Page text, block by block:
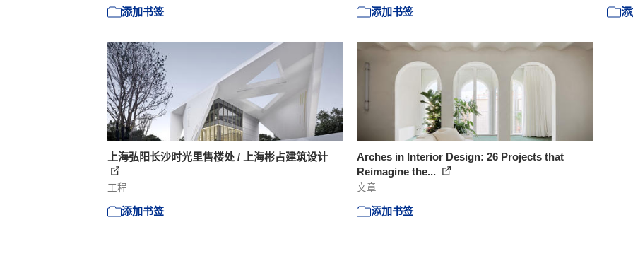
添加书签 添加书签
上海弘阳长沙时光里售楼处 / 上海彬占建筑设计
工程
添加书签
Arches in Interior Design: 26 Projects that
Reimagine the...
文章
添加书签